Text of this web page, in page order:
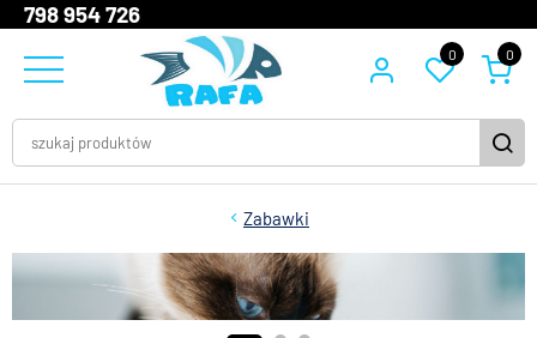
798 954 726
0 0
Zabawki